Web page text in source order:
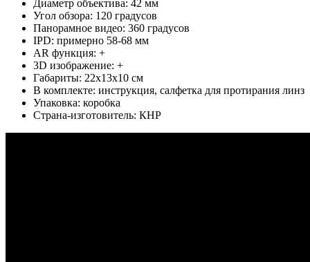
Диаметр объектива: 42 мм
Угол обзора: 120 градусов
Панорамное видео: 360 градусов
IPD: примерно 58-68 мм
AR функция: +
3D изображение: +
Габариты: 22x13x10 см
В комплекте: инструкция, салфетка для протирания линз
Упаковка: коробка
Страна-изготовитель: КНР